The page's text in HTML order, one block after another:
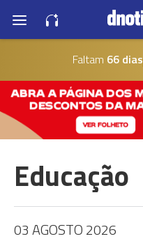
Faltam 66 dias
Educação
03 AGOSTO 2026